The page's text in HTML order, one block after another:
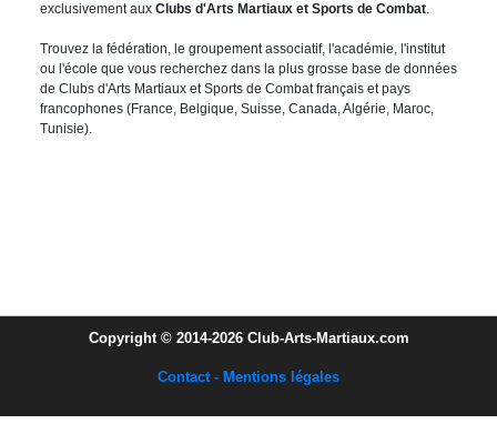
exclusivement aux Clubs d'Arts Martiaux et Sports de Combat.
Trouvez la fédération, le groupement associatif, l'académie, l'institut
ou l'école que vous recherchez dans la plus grosse base de données
de Clubs d'Arts Martiaux et Sports de Combat français et pays
francophones (France, Belgique, Suisse, Canada, Algérie, Maroc,
Tunisie).
Copyright © 2014-2026 Club-Arts-Martiaux.com
Contact - Mentions légales